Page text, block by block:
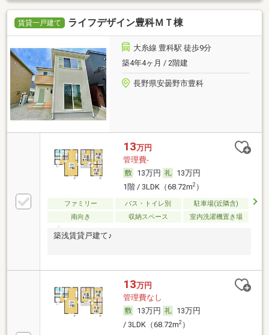
賃貸一戸建て ライフデザイン豊科ＭＴ棟
大糸線 豊科駅 徒歩9分
築4年4ヶ月 / 2階建
長野県安曇野市豊科
13万円
管理費-
13万円
13万円
1階 / 3LDK（68.72m2）
ファミリー バス・トイレ別
駐車場(近隣含)
南向き
収納スペース 室内洗濯機置き場
築浅賃貸戸建て♪
13万円
管理費なし
13万円
13万円
/ 3LDK（68.72m2）